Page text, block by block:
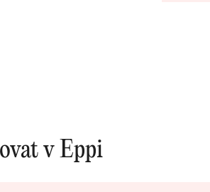
v Eppi